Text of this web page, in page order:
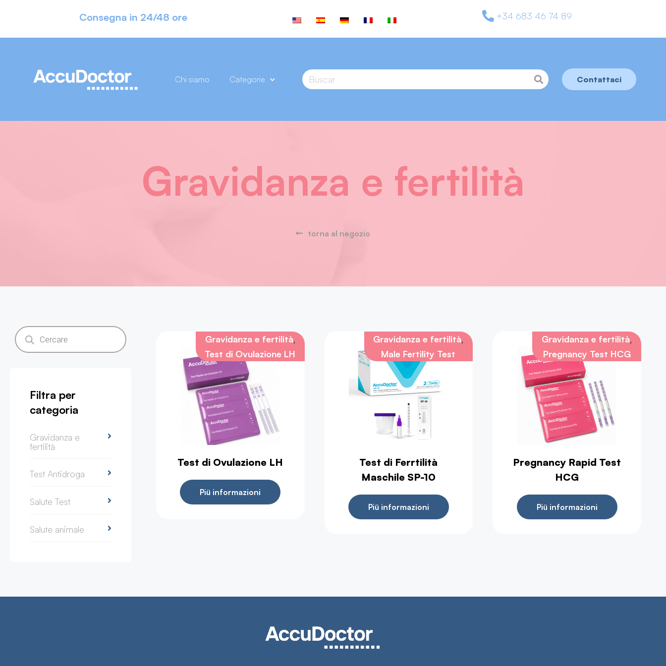
Consegna in 24/48 ore +34 683 46 74 89
Chi siamo Categorie Contattaci
Gravidanza e fertilità
torna al negozio
Filtra per
categoria
Gravidanza e
fertilità
Test Antidroga
Salute Test
Salute animale
Gravidanza e fertilità,
Test di Ovulazione LH
Test di Ovulazione LH
Piü informazioni
Gravidanza e fertilità,
Male Fertility Test
Test di Ferrtilità
Maschile SP-10
Piü informazioni
Gravidanza e fertilità,
Pregnancy Test HCG
Pregnancy Rapid Test
HCG
Piü informazioni